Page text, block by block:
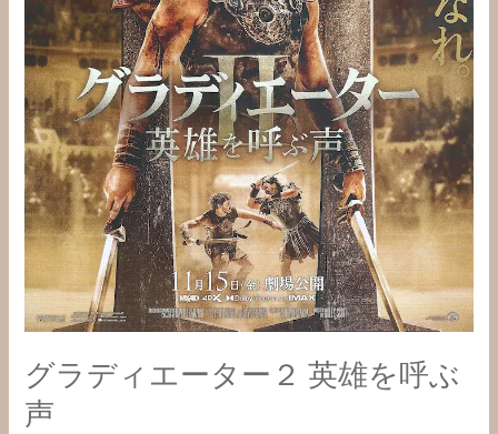
グラディエーター２ 英雄を呼ぶ
声
声